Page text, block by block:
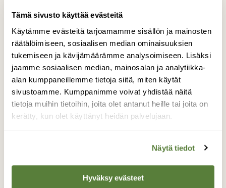
Tämä sivusto käyttää evästeitä
Käytämme evästeitä tarjoamamme sisällön ja mainosten
räätälöimiseen, sosiaalisen median ominaisuuksien
tukemiseen ja kävijämäärämme analysoimiseen. Lisäksi
jaamme sosiaalisen median, mainosalan ja analytiikka-
alan kumppaneillemme tietoja siitä, miten käytät
sivustoamme. Kumppanimme voivat yhdistää näitä
tietoja muihin tietoihin, joita olet antanut heille tai joita on
kerätty, kun olet käyttänyt heidän palvelujaan.
Näytä tiedot
Hyväksy evästeet
Saniaisrullia
Pian ne aukeavat suuriksi lehdiksi.